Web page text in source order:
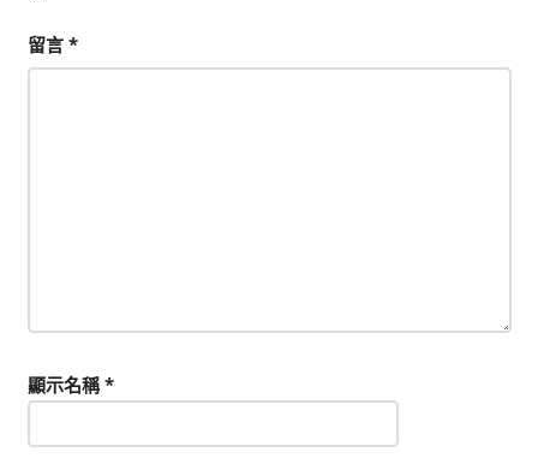
留言 *
顯示名稱*